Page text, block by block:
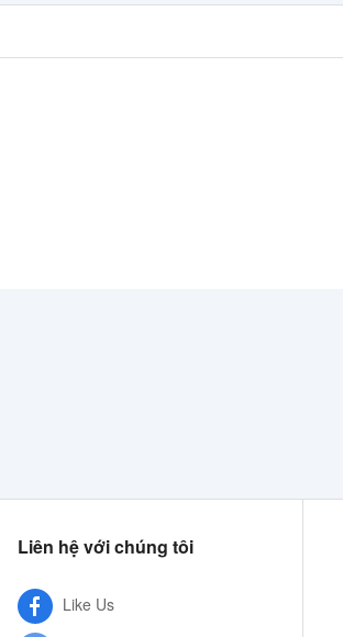
Liên hệ với chúng tôi
Like Us